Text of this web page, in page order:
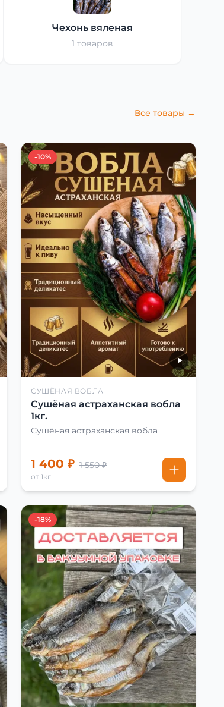
Чехонь вяленая
1 товаров
Все товары →
-10%
СУШЁНАЯ ВОБЛА
Сушёная астраханская вобла
1кг.
Сушёная астраханская вобла
1 400 ₽ 1 550 ₽
от 1кг
-18%